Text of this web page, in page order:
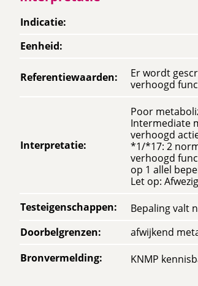
Indicatie:
Eenheid:
Referentiewaarden:
Er wordt
verhoogd
Interpretatie:
Poor
Intermediate
verhoogd
*1/*17: 2
verhoogd
op 1 allel
Let op:
Testeigenschappen:
Bepaling valt
Doorbelgrenzen:
afwijkend
Bronvermelding: KNMP